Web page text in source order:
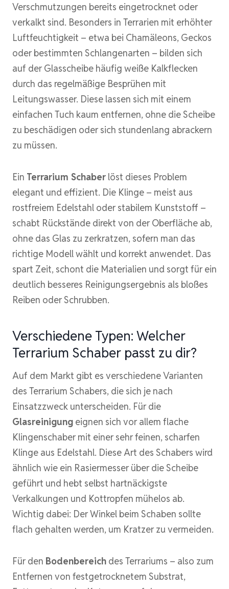
Verschmutzungen bereits eingetrocknet oder
verkalkt sind. Besonders in Terrarien mit erhöhter
Luftfeuchtigkeit – etwa bei Chamäleons, Geckos
oder bestimmten Schlangenarten – bilden sich
auf der Glasscheibe häufig weiße Kalkflecken
durch das regelmäßige Besprühen mit
Leitungswasser. Diese lassen sich mit einem
einfachen Tuch kaum entfernen, ohne die Scheibe
zu beschädigen oder sich stundenlang abrackern
zu müssen.
Ein Terrarium Schaber löst dieses Problem
elegant und effizient. Die Klinge – meist aus
rostfreiem Edelstahl oder stabilem Kunststoff –
schabt Rückstände direkt von der Oberfläche ab,
ohne das Glas zu zerkratzen, sofern man das
richtige Modell wählt und korrekt anwendet. Das
spart Zeit, schont die Materialien und sorgt für ein
deutlich besseres Reinigungsergebnis als bloßes
Reiben oder Schrubben.
Verschiedene Typen: Welcher
Terrarium Schaber passt zu dir?
Auf dem Markt gibt es verschiedene Varianten
des Terrarium Schabers, die sich je nach
Einsatzzweck unterscheiden. Für die
Glasreinigung eignen sich vor allem flache
Klingenschaber mit einer sehr feinen, scharfen
Klinge aus Edelstahl. Diese Art des Schabers wird
ähnlich wie ein Rasiermesser über die Scheibe
geführt und hebt selbst hartnäckigste
Verkalkungen und Kottropfen mühelos ab.
Wichtig dabei: Der Winkel beim Schaben sollte
flach gehalten werden, um Kratzer zu vermeiden.
Für den Bodenbereich des Terrariums – also zum
Entfernen von festgetrocknetem Substrat,